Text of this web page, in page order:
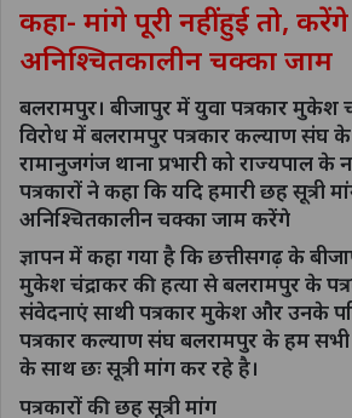
कहा- मांगे पूरी नहीं हुई तो, करेंगे
अनिश्चितकालीन चक्का जाम
बलरामपुर। बीजापुर में युवा पत्रकार मुकेश
विरोध में बलरामपुर पत्रकार कल्याण संघ के
रामानुजगंज थाना प्रभारी को राज्यपाल के
पत्रकारों ने कहा कि यदि हमारी छह सूत्री
अनिश्चितकालीन चक्का जाम करेंगे
ज्ञापन में कहा गया है कि छत्तीसगढ़ के
मुकेश चंद्राकर की हत्या से बलरामपुर के
संवेदनाएं साथी पत्रकार मुकेश और उनके
पत्रकार कल्याण संघ बलरामपुर के हम सभी
के साथ छः सूत्री मांग कर रहे है।
पत्रकारों की छह सूत्री मांग